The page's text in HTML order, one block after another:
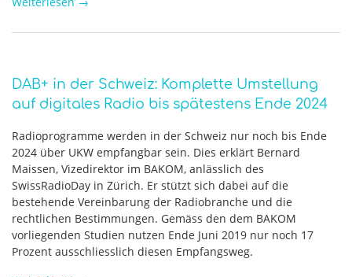
DAB+ in der Schweiz: Komplette Umstellung
auf digitales Radio bis spätestens Ende 2024
Radioprogramme werden in der Schweiz nur noch bis Ende
2024 über UKW empfangbar sein. Dies erklärt Bernard
Maissen, Vizedirektor im BAKOM, anlässlich des
SwissRadioDay in Zürich. Er stützt sich dabei auf die
bestehende Vereinbarung der Radiobranche und die
rechtlichen Bestimmungen. Gemäss den dem BAKOM
vorliegenden Studien nutzen Ende Juni 2019 nur noch 17
Prozent ausschliesslich diesen Empfangsweg.